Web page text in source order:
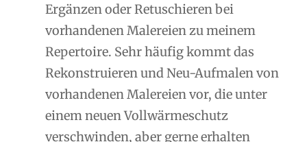
Ergänzen oder Retuschieren bei
vorhandenen Malereien zu meinem
Repertoire. Sehr häufig kommt das
Rekonstruieren und Neu-Aufmalen von
vorhandenen Malereien vor, die unter
einem neuen Vollwärmeschutz
verschwinden, aber gerne erhalten